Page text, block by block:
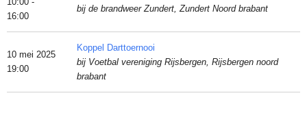
16:00
bij de brandweer Zundert, Zundert Noord brabant
10 mei 2025
19:00
Koppel Darttoernooi
bij Voetbal vereniging Rijsbergen, Rijsbergen noord
brabant